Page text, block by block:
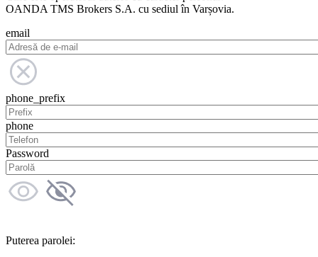
OANDA TMS Brokers S.A. cu sediul în Varșovia.
email
phone_prefix
phone
Password
Puterea parolei: